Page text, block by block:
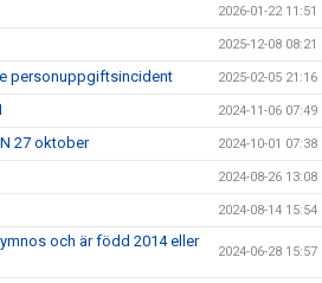
2026-01-22 11:51
2025-12-08 08:21
personuppgiftsincident 2025-02-05 21:16
2024-11-06 07:49
27 oktober 2024-10-01 07:38
2024-08-26 13:08
2024-08-14 15:54
och är född 2014 eller
2024-06-28 15:57